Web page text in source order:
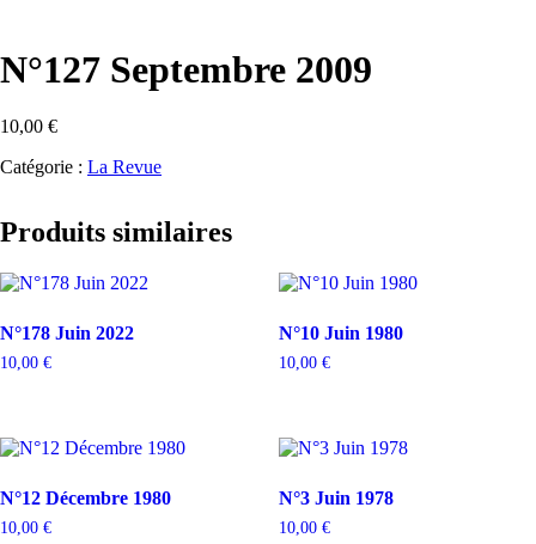
N°127 Septembre 2009
10,00 €
Catégorie : La Revue
Produits similaires
N°178 Juin 2022
10,00 €
N°10 Juin 1980
10,00 €
N°12 Décembre 1980
10,00 €
N°3 Juin 1978
10,00 €